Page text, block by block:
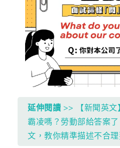
延伸閱讀 >> 【新聞英文
霸凌嗎？勞動部給答案
文，教你精準描述不合理